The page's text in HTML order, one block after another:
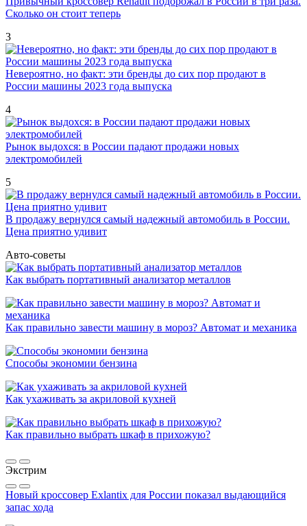
Сколько он стоит теперь
3
Невероятно, но факт: эти бренды до сих пор продают в
России машины 2023 года выпуска
4
Рынок выдохся: в России падают продажи новых
электромобилей
5
В продажу вернулся самый надежный автомобиль в России.
Цена приятно удивит
Авто-советы
Как выбрать портативный анализатор металлов
Как правильно завести машину в мороз? Автомат и механика
Способы экономии бензина
Как ухаживать за акриловой кухней
Как правильно выбрать шкаф в прихожую?
Экстрим
Новый кроссовер Exlantix для России показал выдающийся
запас хода